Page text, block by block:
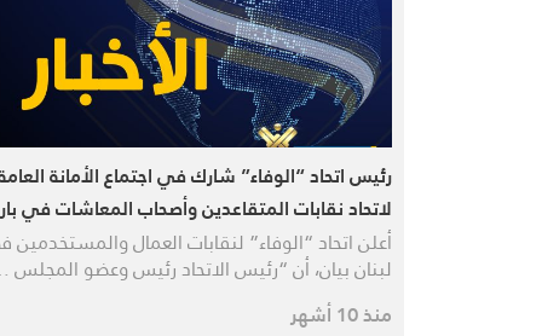
رئيس اتحاد “الوفاء” شارك في اجتماع الأمانة
لاتحاد نقابات المتقاعدين وأصحاب المعاشات في
أعلن اتحاد “الوفاء” لنقابات العمال
لبنان بيان، أن “رئيس الاتحاد رئيس وعضو المجلس
منذ 10 أشهر